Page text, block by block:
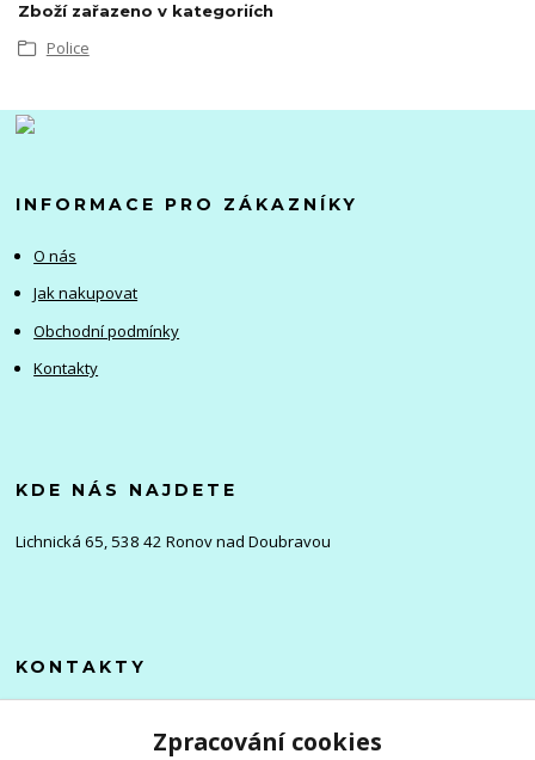
Zboží zařazeno v kategoriích
Police
INFORMACE PRO ZÁKAZNÍKY
O nás
Jak nakupovat
Obchodní podmínky
Kontakty
KDE NÁS NAJDETE
Lichnická 65, 538 42 Ronov nad Doubravou
KONTAKTY
+420 705 976 386Zpracování cookies